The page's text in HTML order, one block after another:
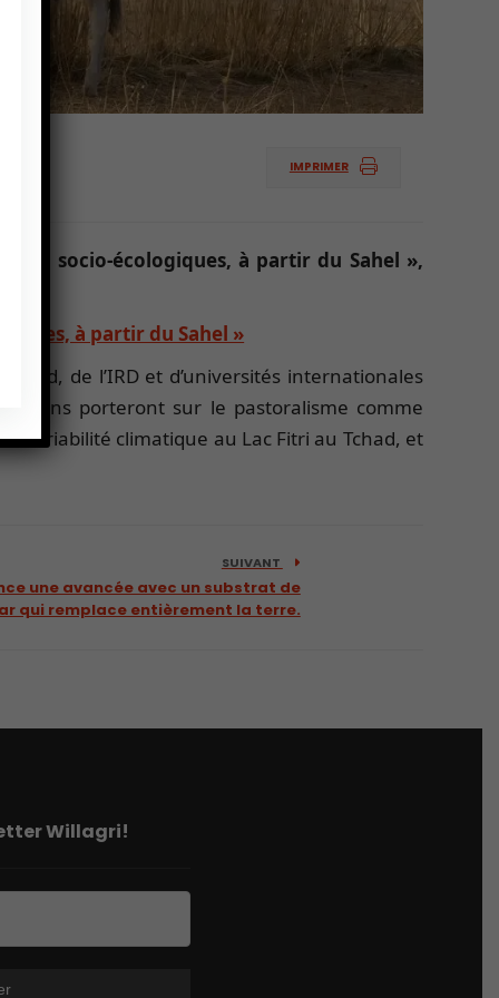
IMPRIMER
socio-écologiques, à partir du Sahel »,
à partir du Sahel »
de l’IRD et d’universités internationales
porteront sur le pastoralisme comme
variabilité climatique au Lac Fitri au Tchad, et
SUIVANT
une avancée avec un substrat de
qui remplace entièrement la terre.
Willagri!